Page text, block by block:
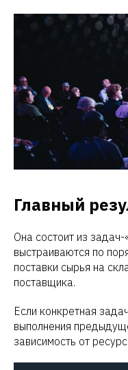
Главный
Она состоит из задач-
выстраиваются по
поставки сырья на
поставщика.
Если конкретная
выполнения
зависимость от